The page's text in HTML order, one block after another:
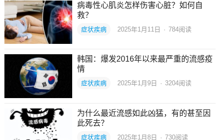
病毒性心肌炎怎样伤害心脏？如何自
救？
症状疾病 2025年1月11日 · 784阅读
韩国：爆发2016年以来最严重的流感疫
情
症状疾病 2025年1月9日 · 3204阅读
为什么最近流感如此凶猛，有的甚至因
此死去？
症状疾病 2025年1月8日 · 730阅读